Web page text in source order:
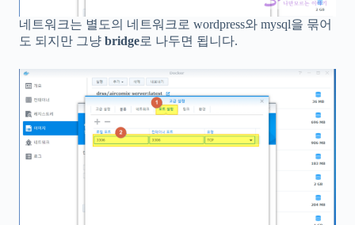
네트워크는 별도의 네트워크로 wordpress와 mysql을 묶어
도 되지만 그냥 bridge로 나두면 됩니다.